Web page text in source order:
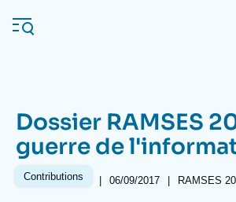
au
contenu
Navigation
principale
L'Ifri
Dossier RAMSES
guerre de
Contributions |
Date
06/09/2017 | Références
RAMSES